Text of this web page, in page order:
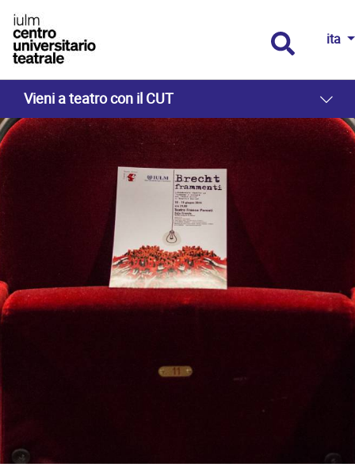
ita
Vieni a teatro con il CUT